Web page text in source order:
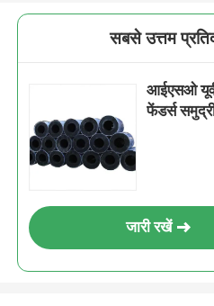
सबसे उत्तम
आईएसओ
फेंडर्स
जारी रखें